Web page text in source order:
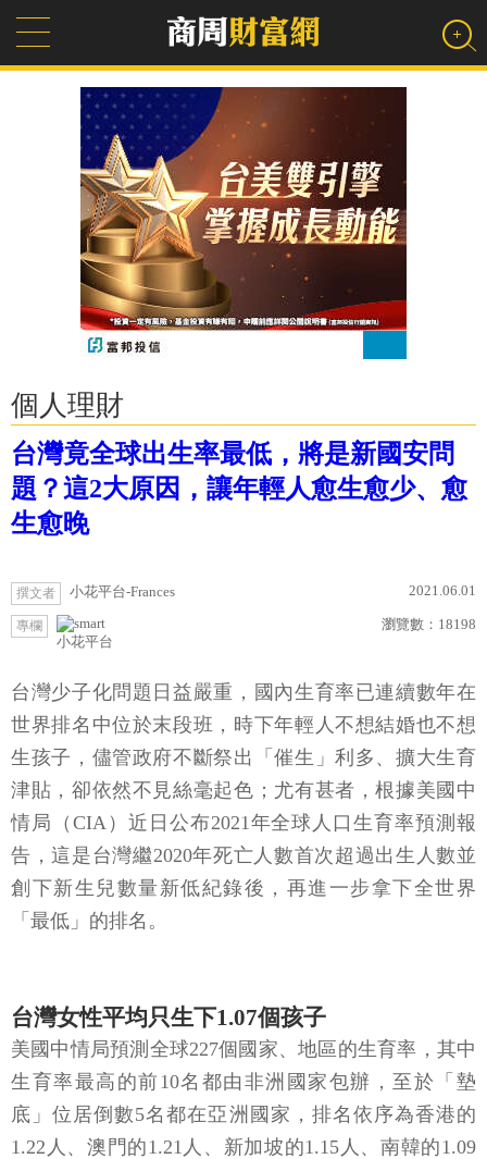
個人理財
台灣竟全球出生率最低，將是新國安問
題？這2大原因，讓年輕人愈生愈少、愈
生愈晚
撰文者 小花平台-Frances 2021.06.01
專欄
小花平台
瀏覽數： 18198
台灣少子化問題日益嚴重，國內生育率已連續數年在
世界排名中位於末段班，時下年輕人不想結婚也不想
生孩子，儘管政府不斷祭出「催生」利多、擴大生育
津貼，卻依然不見絲毫起色；尤有甚者，根據美國中
情局（CIA）近日公布2021年全球人口生育率預測報
告，這是台灣繼2020年死亡人數首次超過出生人數並
創下新生兒數量新低紀錄後，再進一步拿下全世界
「最低」的排名。
台灣女性平均只生下1.07個孩子
美國中情局預測全球227個國家、地區的生育率，其中
生育率最高的前10名都由非洲國家包辦，至於「墊
底」位居倒數5名都在亞洲國家，排名依序為香港的
1.22人、澳門的1.21人、新加坡的1.15人、南韓的1.09